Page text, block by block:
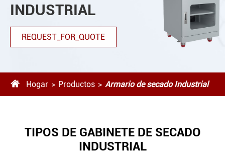
INDUSTRIAL
REQUEST_FOR_QUOTE
 Hogar Productos Armario de secado Industrial
TIPOS DE GABINETE DE SECADO
INDUSTRIAL